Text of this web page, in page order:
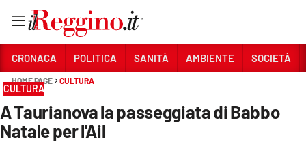
Sezioni
CRONACA
POLITICA
CRONACA POLITICA SANITÀ AMBIENTE SOCIETÀ
HOME PAGE CULTURA
CULTURA
A Taurianova la passeggiata di Babbo
Natale per l'Ail